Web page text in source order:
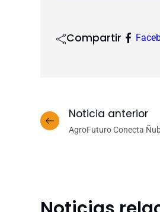
Compartir
Noticia anterior
AgroFuturo Conecta